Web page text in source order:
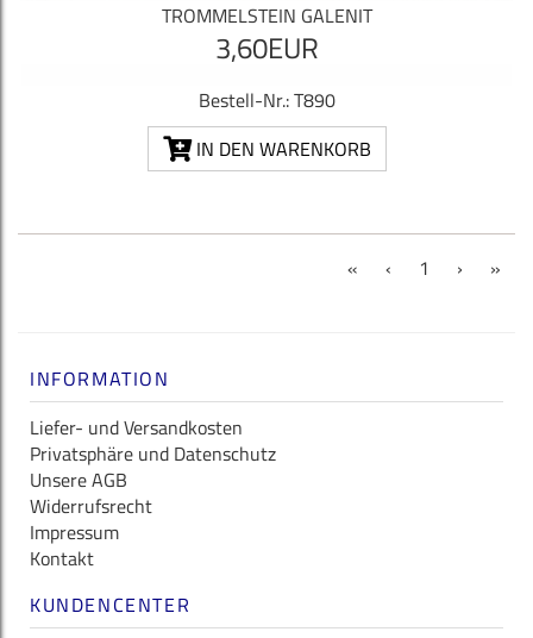
TROMMELSTEIN GALENIT
3,60EUR
Bestell-Nr.: T890
IN DEN WARENKORB
« ‹ 1 (current)
› »
INFORMATION
Liefer- und Versandkosten
Privatsphäre und Datenschutz
Unsere AGB
Widerrufsrecht
Impressum
Kontakt
KUNDENCENTER